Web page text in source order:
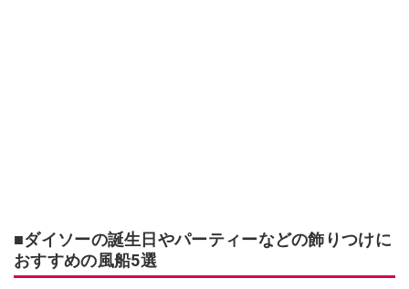
■ダイソーの誕生日やパーティーなどの飾りつけに
おすすめの風船5選